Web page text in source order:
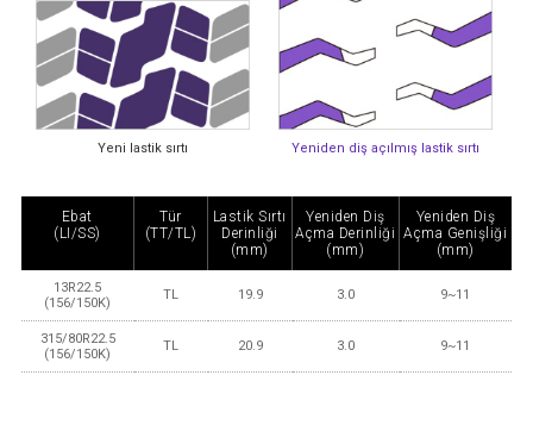
Yeni lastik sırtı Yeniden diş açılmış lastik sırtı
Ebat
(LI/SS)
Tür
(TT/TL)
Lastik Sırtı
Derinliği
(mm)
Yeniden Diş
Açma Derinliği
(mm)
Yeniden Diş
Açma Genişliği
(mm)
13R22.5
(156/150K)
TL 19.9 3.0 9~11
315/80R22.5
(156/150K)
TL 20.9 3.0 9~11